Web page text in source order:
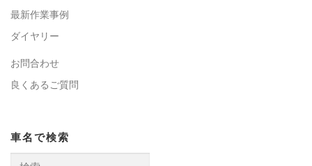
最新作業事例
ダイヤリー
お問合わせ
良くあるご質問
車名で検索